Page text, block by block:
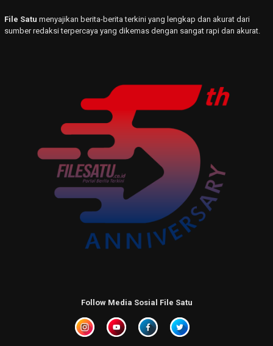
File Satu menyajikan berita-berita terkini yang lengkap dan akurat dari
sumber redaksi terpercaya yang dikemas dengan sangat rapi dan akurat.
Follow Media Sosial File Satu